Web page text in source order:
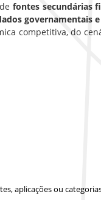
fontes secundárias
governamentais
competitiva, do
aplicações ou